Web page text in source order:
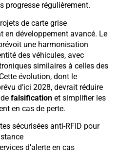
progresse régulièrement.
de carte grise
en développement avancé. Le
une harmonisation
des véhicules, avec
similaires à celles des
évolution, dont le
d’ici 2028, devrait réduire
falsification et simplifier les
en cas de perte.
sécurisées anti-RFID pour
d’alerte en cas